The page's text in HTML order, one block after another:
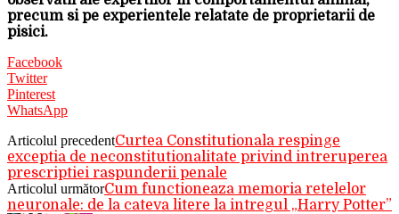
precum si pe experientele relatate de proprietarii de
pisici.
Facebook
Twitter
Pinterest
WhatsApp
Articolul precedentCurtea Constitutionala respinge
exceptia de neconstitutionalitate privind intreruperea
prescriptiei raspunderii penale
Articolul următorCum functioneaza memoria retelelor
neuronale: de la cateva litere la intregul „Harry Potter”